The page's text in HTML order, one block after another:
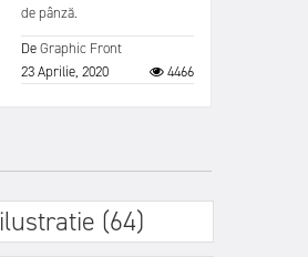
de pânză.
DeGraphic Front
23 Aprilie, 2020
4466
ilustratie (64)